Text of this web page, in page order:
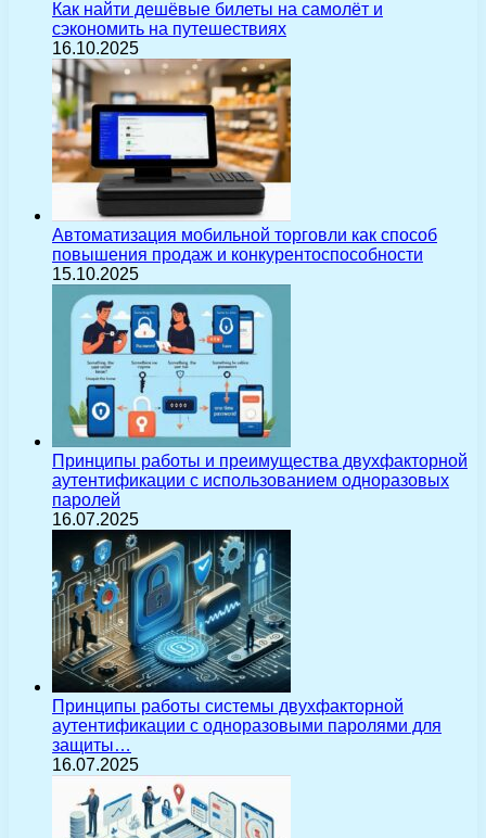
Как найти дешёвые билеты на самолёт и
сэкономить на путешествиях
16.10.2025
Автоматизация мобильной торговли как способ
повышения продаж и конкурентоспособности
15.10.2025
Принципы работы и преимущества двухфакторной
аутентификации с использованием одноразовых
паролей
16.07.2025
Принципы работы системы двухфакторной
аутентификации с одноразовыми паролями для
защиты…
16.07.2025